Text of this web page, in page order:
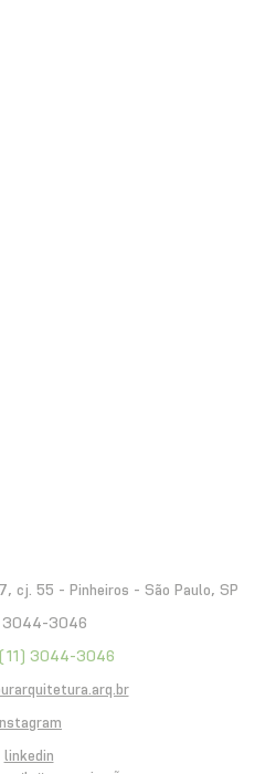
cj. 55 - Pinheiros - São Paulo, SP
3044-3046
3044-3046
linkedin